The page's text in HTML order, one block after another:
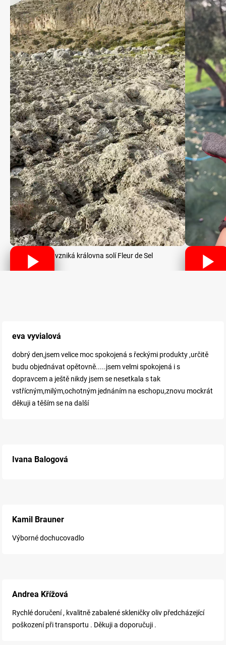
Jak vzniká královna solí Fleur de Sel
eva vyvialová
dobrý den,jsem velice moc spokojená s řeckými produkty ,určitě
budu objednávat opětovně.....jsem velmi spokojená i s
dopravcem a ještě nikdy jsem se nesetkala s tak
vstřícným,milým,ochotným jednáním na eschopu,znovu mockrát
děkuji a těším se na další
Ivana Balogová
Kamil Brauner
Výborné dochucovadlo
Andrea Křížová
Rychlé doručení , kvalitně zabalené skleničky oliv předcházející
poškození při transportu . Děkuji a doporučuji .